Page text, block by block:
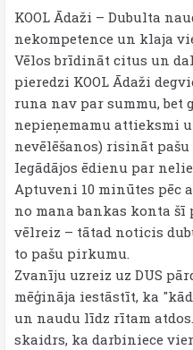
KOOL Ādaži – Dubulta
nekompetence un klaja
​Vēlos brīdināt citus un
pieredzi KOOL Ādaži
runa nav par summu, bet
nepieņemamu attieksmi
nevēlēšanos) risināt
​Iegādājos ēdienu par
Aptuveni 10 minūtes pēc
no mana bankas konta
vēlreiz – tātad noticis
to pašu pirkumu.
​Zvanīju uzreiz uz DUS
mēģināja iestāstīt, ka
un naudu līdz rītam
skaidrs, ka darbiniece